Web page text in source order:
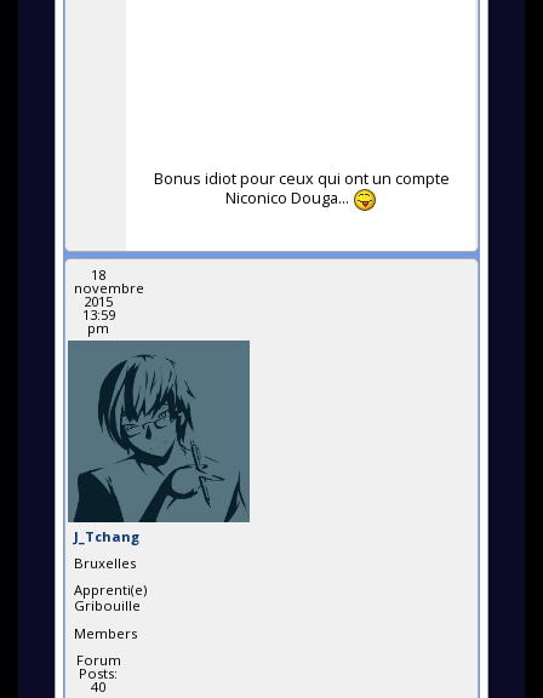
Bonus idiot pour ceux qui ont un compte
Niconico Douga...
18
novembre
2015
13:59
pm
J_Tchang
Bruxelles
Apprenti(e)
Gribouille
Members
Forum
Posts:
40